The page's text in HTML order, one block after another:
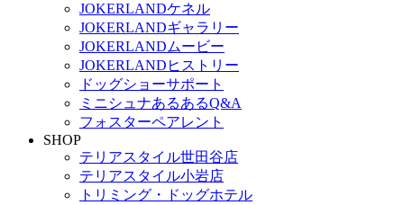
JOKERLANDケネル
JOKERLANDギャラリー
JOKERLANDムービー
JOKERLANDヒストリー
ドッグショーサポート
ミニシュナあるあるQ&A
フォスターペアレント
SHOP
テリアスタイル世田谷店
テリアスタイル小岩店
トリミング・ドッグホテル